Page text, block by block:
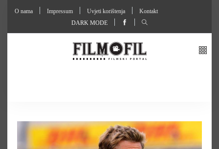
O nama Impressum Uvjeti korištenja
Kontakt
DARK MODE